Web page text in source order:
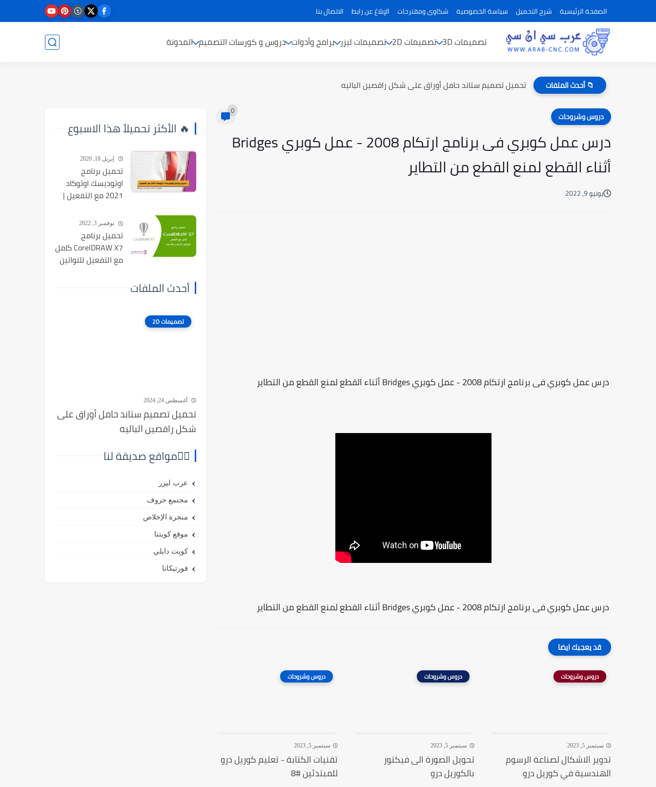
الصفحة الرئيسية شرح التحميل سياسة الخصوصية شكاوى ومقترحات الإبلاغ عن رابط الاتصال بنا
تصميمات 3D تصميمات 2D تصميمات ليزر برامج وأدوات دروس و كورسات التصميم المدونة
📁 أحدث الملفات تحميل تصميم ستاند حامل أوراق على شكل راقصين الباليه
دروس وشروحات 0
درس عمل كوبري فى برنامج ارتكام 2008 - عمل كوبري Bridges
أثناء القطع لمنع القطع من التطاير
يونيو 9, 2022
درس عمل كوبري فى برنامج ارتكام 2008 - عمل كوبري Bridges أثناء القطع لمنع القطع من التطاير
درس عمل كوبري فى برنامج ارتكام 2008 - عمل كوبري Bridges أثناء القطع لمنع القطع من التطاير
قد يعجبك ايضا
دروس وشروحات
سبتمبر 5, 2023
تدوير الاشكال لصناعة الرسوم
الهندسية في كوريل درو
دروس وشروحات
سبتمبر 5, 2023
تحويل الصورة الى فيكتور
بالكوريل درو
دروس وشروحات
سبتمبر 5, 2023
تقنيات الكتابة - تعليم كوريل درو
للمبتدئين #8
🔥 الأكثر تحميلاً هذا الاسبوع
إبريل 18, 2020
تحميل برنامج
اوتوديسك اوتوكاد
2021 مع التفعيل |
نوفمبر 3, 2022
تحميل برنامج
CorelDRAW X7 كامل
مع التفعيل للنواتين
أحدث الملفات
تصميمات 2D
أغسطس 24, 2024
تحميل تصميم ستاند حامل أوراق على
شكل راقصين الباليه
⛓️‍💥مواقع صديقة لنا
عرب ليزر
مجتمع حروف
منجرة الإخلاص
موقع كويتنا
كويت دايلي
فورتيكانا